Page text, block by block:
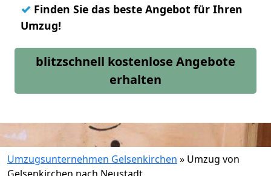
✓ Finden Sie das beste Angebot für Ihren
Umzug!
blitzschnell kostenlose Angebote
erhalten
Umzugsunternehmen Gelsenkirchen » Umzug von